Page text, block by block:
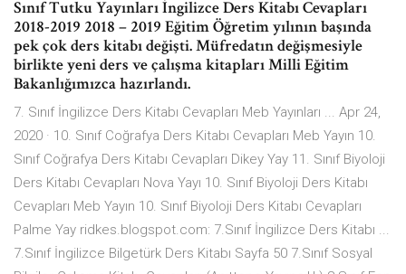
Sınıf Tutku Yayınları İngilizce Ders Kitabı Cevapları
2018-2019 2018 – 2019 Eğitim Öğretim yılının başında
pek çok ders kitabı değişti. Müfredatın değişmesiyle
birlikte yeni ders ve çalışma kitapları Milli Eğitim
Bakanlığımızca hazırlandı.
7. Sınıf İngilizce Ders Kitabı Cevapları Meb Yayınları ... Apr 24,
2020 · 10. Sınıf Coğrafya Ders Kitabı Cevapları Meb Yayın 10.
Sınıf Coğrafya Ders Kitabı Cevapları Dikey Yay 11. Sınıf Biyoloji
Ders Kitabı Cevapları Nova Yayı 10. Sınıf Biyoloji Ders Kitabı
Cevapları Meb Yayın 10. Sınıf Biyoloji Ders Kitabı Cevapları
Palme Yay ridkes.blogspot.com: 7.Sınıf İngilizce Ders Kitabı ...
7.Sınıf İngilizce Bilgetürk Ders Kitabı Sayfa 50 7.Sınıf Sosyal